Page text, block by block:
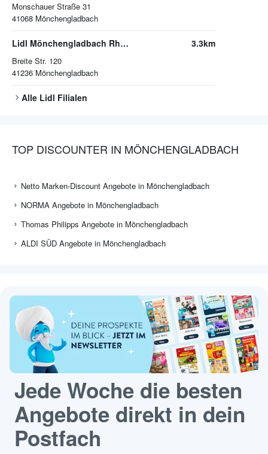
Monschauer Straße 31
41068 Mönchengladbach
Lidl Mönchengladbach Rheydt
Breite Str. 120
41236 Mönchengladbach
3.3km
Alle Lidl Filialen
TOP DISCOUNTER IN MÖNCHENGLADBACH
Netto Marken-Discount Angebote in Mönchengladbach
NORMA Angebote in Mönchengladbach
Thomas Philipps Angebote in Mönchengladbach
ALDI SÜD Angebote in Mönchengladbach
Jede Woche die besten
Angebote direkt in dein
Postfach